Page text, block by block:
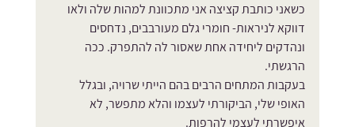
כשאני כותבת קציצה אני מתכוונת למהות שלה ולאו
דווקא לניראות- חומרי גלם מעורבבים, נדחסים
ונהדקים ליחידה אחת שאסור לה להתפרק. ככה
הרגשתי.
בעקבות המתחים הרבים בהם הייתי שרויה, ובגלל
האופי שלי, הביקורתי לעצמו והלא מתפשר, לא
איפשרתי לעצמי להרפות.